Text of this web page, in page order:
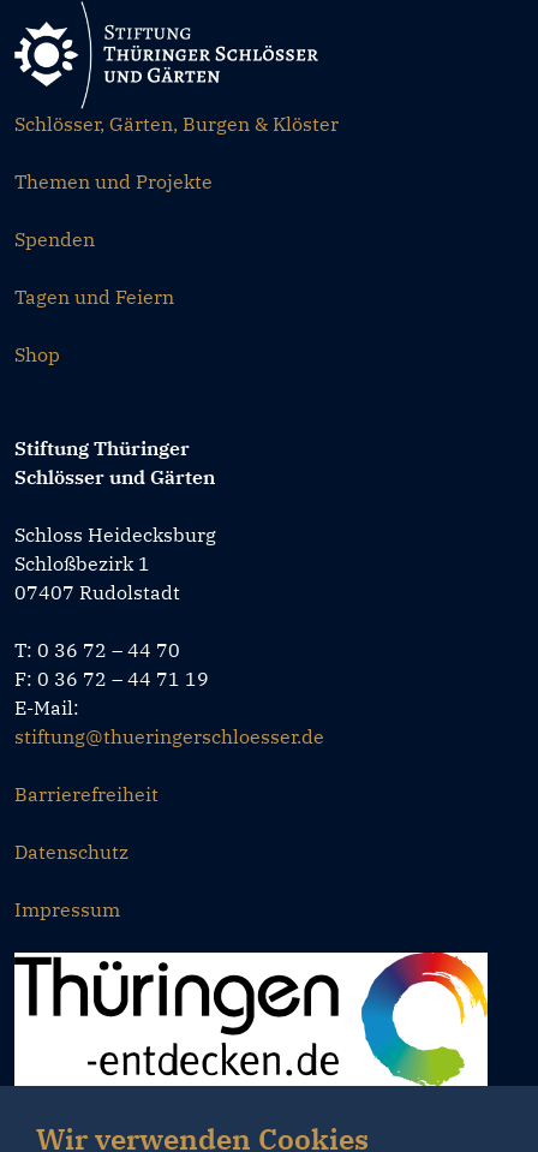
Schlösser, Gärten, Burgen & Klöster
Themen und Projekte
Spenden
Tagen und Feiern
Shop
Stiftung Thüringer
Schlösser und Gärten
Schloss Heidecksburg
Schloßbezirk 1
07407 Rudolstadt
T: 0 36 72 – 44 70
F: 0 36 72 – 44 71 19
E-Mail:
stiftung@thueringerschloesser.de
Barrierefreiheit
Datenschutz
Impressum
Wir verwenden Cookies